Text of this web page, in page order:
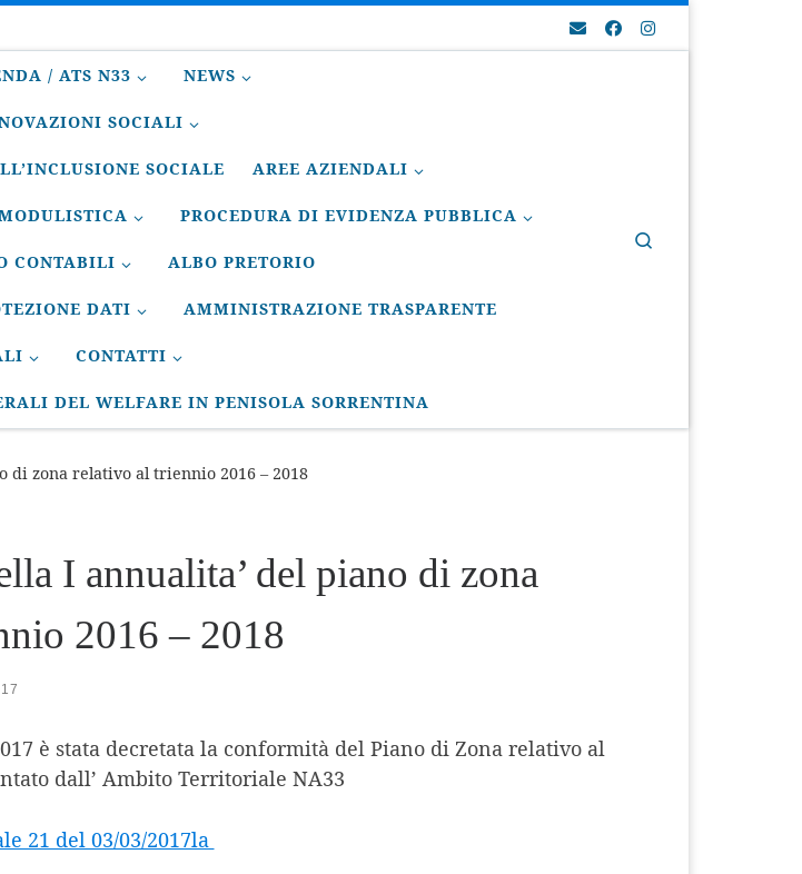
/ ATS N33 NEWS
SOCIALI
SOCIALE AREE AZIENDALI
PROCEDURA DI EVIDENZA PUBBLICA
CONTABILI ALBO PRETORIO
DATI AMMINISTRAZIONE TRASPARENTE
CONTATTI
DEL WELFARE IN PENISOLA SORRENTINA
di zona relativo al triennio 2016 – 2018
I annualita’ del piano di zona
2016 – 2018
è stata decretata la conformità del Piano di Zona relativo al
dall’ Ambito Territoriale NA33
21 del 03/03/2017la